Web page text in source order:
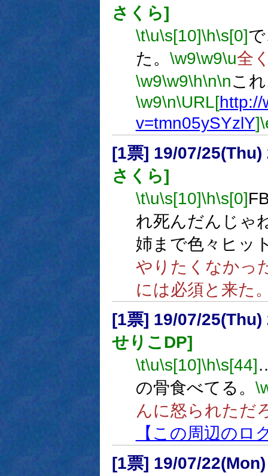
さくら]
\t\u\s[10]\h\s[0]
た。 \w9\w9\u全
\w9\w9\h\n\nこ
\w9\n\URL[http://
v=tmn05ySYzlY]
[1票] 19/07/
さくら]
\t\u\s[10]\h\s[0]
れ死んだんじゃ
姉まで色々ヒッ
やりたくなかっ
には必須と来た
[1票] 19/07/
せりこDP]
\t\u\s[10]\h\s[44]
の骨食べてる。
んに怒られただ
【この周辺のロ
[1票] 19/07/